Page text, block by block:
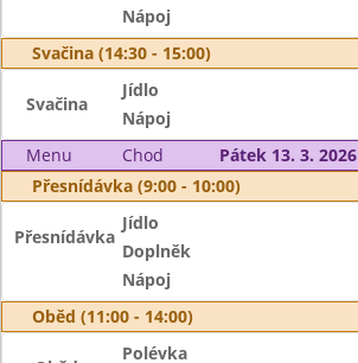
Nápoj
Svačina (14:30 - 15:00)
Svačina
Jídlo
Nápoj
Menu
Chod
Pátek 13. 3. 2026
Přesnídávka (9:00 - 10:00)
Přesnídávka
Jídlo
Doplněk
Nápoj
Oběd (11:00 - 14:00)
Polévka